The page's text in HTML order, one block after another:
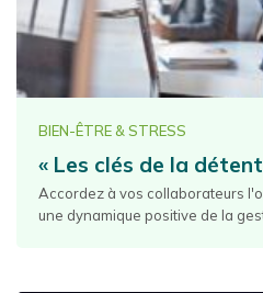
BIEN-ÊTRE & STRESS
« Les clés de la
Accordez à vos collaborateurs
une dynamique positive de la